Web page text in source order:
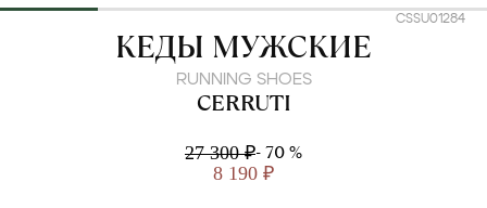
CSSU01284
CERRUTI
КЕДЫ МУЖСКИЕ
RUNNING SHOES
CERRUTI
27 300 ₽- 70 %
8 190 ₽